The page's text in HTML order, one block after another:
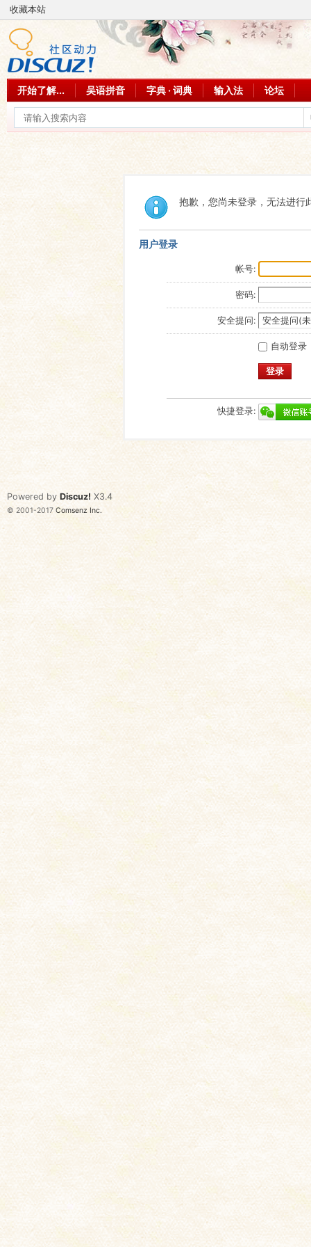
收藏本站
开始了解... 吴语拼音 字典 · 词典 输入法 论坛
抱歉，您尚未登录，无法进行
用户登录
帐号:
密码:
安全提问:
自动登录
登录
快捷登录:
Powered by Discuz! X3.4
© 2001-2017 Comsenz Inc.